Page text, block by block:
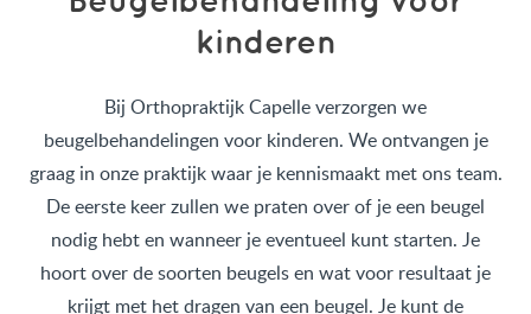
kinderen
Bij Orthopraktijk Capelle verzorgen we
beugelbehandelingen voor kinderen. We ontvangen je
graag in onze praktijk waar je kennismaakt met ons team.
De eerste keer zullen we praten over of je een beugel
nodig hebt en wanneer je eventueel kunt starten. Je
hoort over de soorten beugels en wat voor resultaat je
krijgt met het dragen van een beugel. Je kunt de